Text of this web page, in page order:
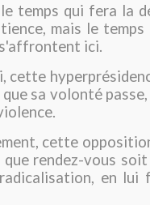
temps qui fera la
mais le
ici.
cette
sa volonté
cette
rendez-vous
en lui